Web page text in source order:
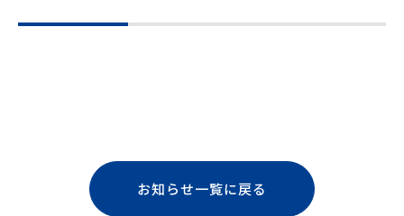
お知らせ一覧に戻る